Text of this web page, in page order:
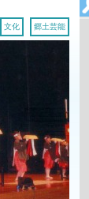
文化 郷土芸能